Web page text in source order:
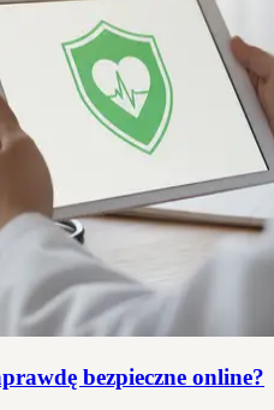
bezpieczne online?